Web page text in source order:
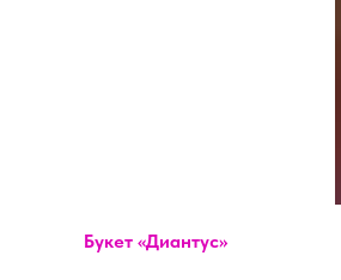
Букет «Диантус»